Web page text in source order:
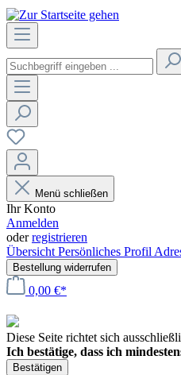
Menü schließen
Ihr Konto
Anmelden
oderregistrieren
Übersicht Persönliches Profil
Bestellung widerrufen
0,00 €*
Diese Seite richtet sich
Ich bestätige, dass ich
Bestätigen